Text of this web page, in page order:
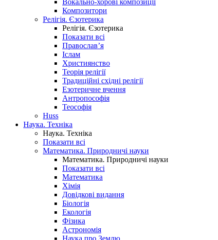
Вокально-хорові композиції
Композитори
Релігія. Єзотерика
Релігія. Єзотерика
Показати всі
Православ’я
Іслам
Християнство
Теорія релігії
Традиційні східні релігії
Езотеричне вчення
Антропософія
Теософія
Huss
Наука. Техніка
Наука. Техніка
Показати всі
Математика. Природничі науки
Математика. Природничі науки
Показати всі
Математика
Хімія
Довідкові видання
Біологія
Екологія
Фізика
Астрономія
Наука про Землю